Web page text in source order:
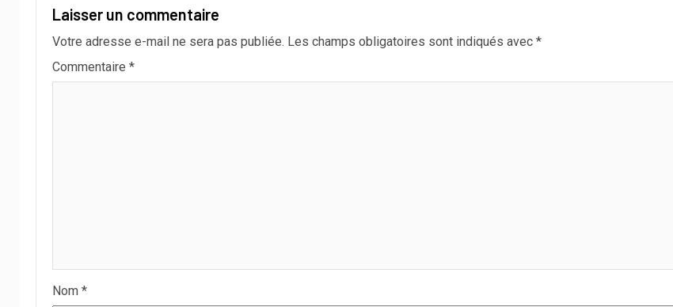
Laisser un commentaire
Votre adresse e-mail ne sera pas publiée. Les champs obligatoires sont indiqués avec *
Commentaire *
Nom *